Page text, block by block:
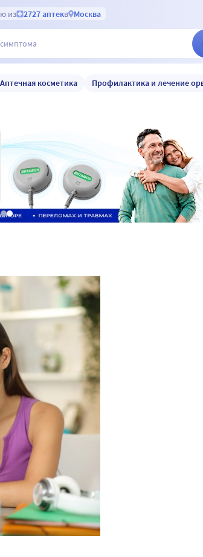
из 2727 аптекв Москва
Аптечная косметика Профилактика и лечение